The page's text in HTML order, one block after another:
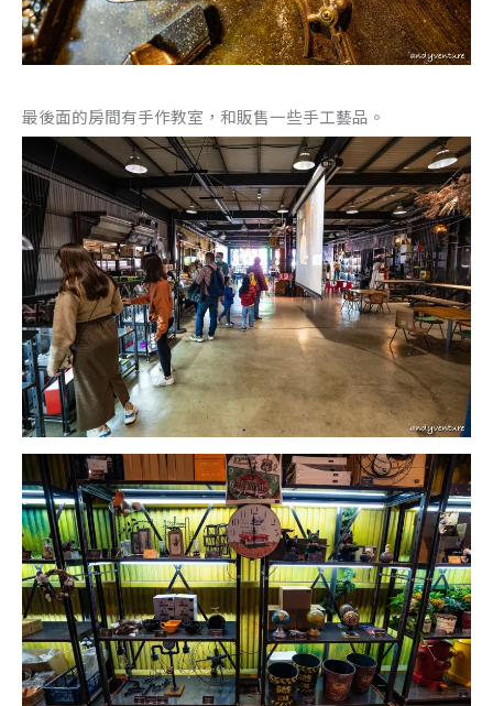
最後面的房間有手作教室，和販售一些手工藝品。